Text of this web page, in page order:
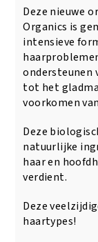
aantal
Deze nieuwe
Organics is
intensieve
ondersteunen
tot het
voorkomen
Deze
natuurlijke
haar en
verdient.
Deze
haartypes!